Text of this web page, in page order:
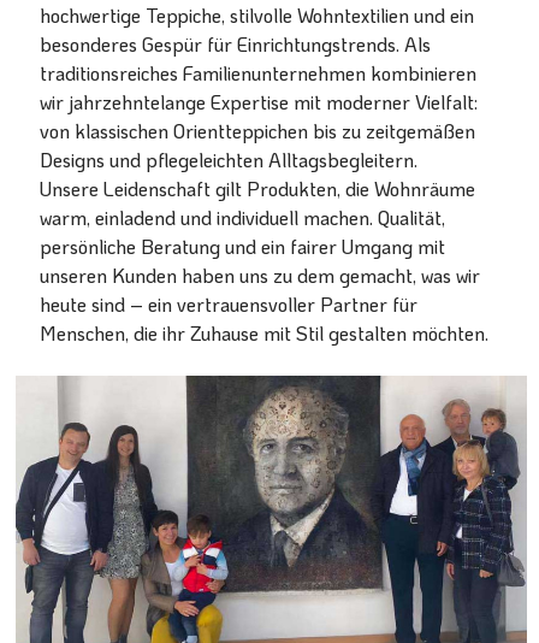
hochwertige Teppiche, stilvolle Wohntextilien und ein
besonderes Gespür für Einrichtungstrends. Als
traditionsreiches Familienunternehmen kombinieren
wir jahrzehntelange Expertise mit moderner Vielfalt:
von klassischen Orientteppichen bis zu zeitgemäßen
Designs und pflegeleichten Alltagsbegleitern.
Unsere Leidenschaft gilt Produkten, die Wohnräume
warm, einladend und individuell machen. Qualität,
persönliche Beratung und ein fairer Umgang mit
unseren Kunden haben uns zu dem gemacht, was wir
heute sind – ein vertrauensvoller Partner für
Menschen, die ihr Zuhause mit Stil gestalten möchten.